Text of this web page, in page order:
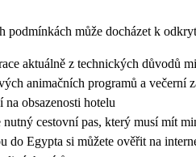
podmínkách může docházet k
aktuálně z technických důvodů
animačních programů a
obsazenosti hotelu
cestovní pas, který musí mít
do Egypta si můžete ověřit na